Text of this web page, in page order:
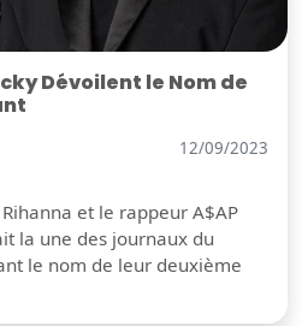
Dévoilent le Nom de
12/09/2023
et le rappeur A$AP
la une des journaux du
le nom de leur deuxième